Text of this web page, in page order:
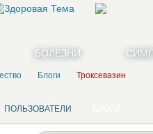
БОЛЕЗНИ
Блоги Троксевазин
ПОЛЬЗОВАТЕЛИ